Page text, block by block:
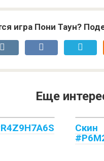
игра Пони Таун?
Еще
Скин